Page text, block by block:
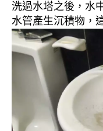
洗過水塔之後，水
水管產生沉積物，